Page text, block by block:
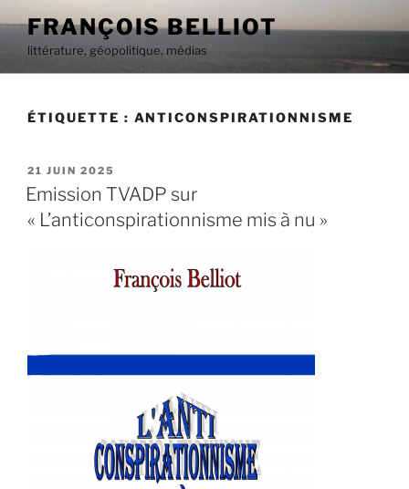
au
contenu
principal
FRANÇOIS BELLIOT
littérature, géopolitique, médias
ÉTIQUETTE : ANTICONSPIRATIONNISME
PUBLIÉ
LE
21 JUIN 2025
Emission TVADP sur
« L’anticonspirationnisme mis à nu »